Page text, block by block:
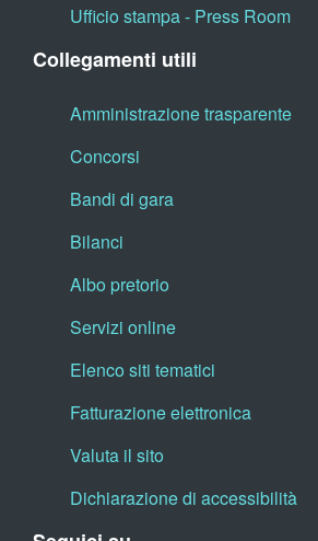
Ufficio stampa - Press Room
Collegamenti utili
Amministrazione trasparente
Concorsi
Bandi di gara
Bilanci
Albo pretorio
Servizi online
Elenco siti tematici
Fatturazione elettronica
Valuta il sito
Dichiarazione di accessibilità